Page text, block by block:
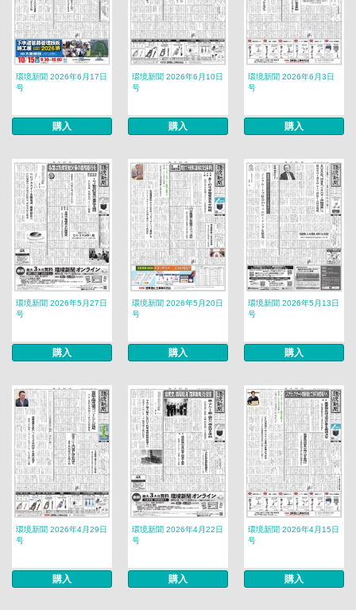
環境新聞 2026年6月17日
号
購入
環境新聞 2026年6月10日
号
購入
環境新聞 2026年6月3日
号
購入
環境新聞 2026年5月27日
号
購入
環境新聞 2026年5月20日
号
購入
環境新聞 2026年5月13日
号
購入
環境新聞 2026年4月29日
号
購入
環境新聞 2026年4月22日
号
購入
環境新聞 2026年4月15日
号
購入